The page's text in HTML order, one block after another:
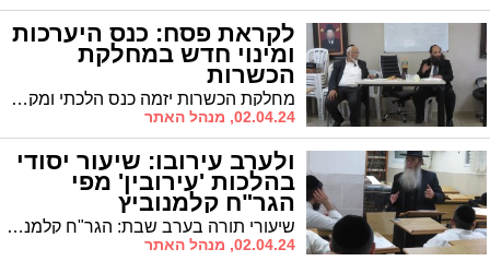
לקראת פסח: כנס היערכות
ומינוי חדש במחלקת
הכשרות
מחלקת הכשרות יזמה כנס הלכתי ומקצועי בדברי ההכנה והכשרות סניפי המרכולים לחג הפסח בעיר | הרב דהן: גם השנה יתפרסו "הגעלת כלים חינם" בכל אזורי העיר | מתנדבים למען השבת יסיירו במוצ"ש לשמור על הזמנים | מונה ראש ענף הפיקוח בכשרות - הרב יצחק אלקבץ
02.04.24, מנהל האתר
ולערב עירובו: שיעור יסודי
בהלכות 'עירובין' מפי
הגר"ח קלמנוביץ
שיעורי תורה בערב שבת: הגר"ח קלמנוביץ רב מחלקת העירובין הארצית מסר שיעור חיזוק בעיון ללימוד וליבון ההלכות המעשיות בדיני עירובין
02.04.24, מנהל האתר